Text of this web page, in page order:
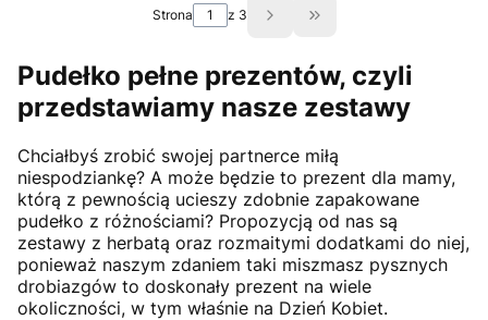
Strona z 3 Przejdź do ostatniej
Pudełko pełne prezentów, czyli
przedstawiamy nasze zestawy
Chciałbyś zrobić swojej partnerce miłą
niespodziankę? A może będzie to prezent dla mamy,
którą z pewnością ucieszy zdobnie zapakowane
pudełko z różnościami? Propozycją od nas są
zestawy z herbatą oraz rozmaitymi dodatkami do niej,
ponieważ naszym zdaniem taki miszmasz pysznych
drobiazgów to doskonały prezent na wiele
okoliczności, w tym właśnie na Dzień Kobiet.